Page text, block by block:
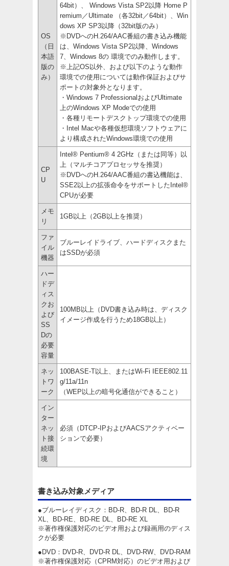
OS
（日
本語
版の
み）
64bit）、 Windows Vista SP2以降 Home P
remium／Ultimate （各32bit／64bit）、Win
dows XP SP3以降（32bit版のみ）
※DVDへのH.264/AAC番組の書き込み機能
は、Windows Vista SP2以降、Windows
7、Windows 8の 環境でのみ動作します。
※上記OS以外、および以下のような動作
環境での使用については動作保証およびサ
ポートの対象外となります。
・Windows 7 ProfessionalおよびUltimate
上のWindows XP Modeでの使用
・各種リモートデスクトップ環境での使用
・Intel Macや各種仮想環境ソフトウェアに
より構成されたWindows環境での使用
CP
U
Intel® Pentium® 4 2GHz（または同等）以
上（マルチコアプロセッサを推奨）
※DVDへのH.264/AAC番組の書込機能は、
SSE2以上の拡張命令をサポートしたIntel®
CPUが必要
メモ
リ
1GB以上（2GB以上を推奨）
ファ
イル
機器
ブルーレイドライブ、ハードディスクまた
はSSDが必須
ハー
ドデ
ィス
クお
よび
SS
Dの
必要
容量
100MB以上（DVD書き込み時は、ディスク
イメージ作成を行うため18GB以上）
ネッ
トワ
ーク
100BASE-T以上、またはWi-Fi IEEE802.11
g/11a/11n
（WEP以上の暗号化通信ができること）
イン
ター
ネッ
ト接
続環
境
必須（DTCP-IPおよびAACSアクティベー
ションで必要）
書き込み対象メディア
●ブルーレイディスク：BD-R、BD-R DL、BD-R
XL、BD-RE、BD-RE DL、BD-RE XL
※著作権保護対応のビデオ用および録画用のディス
クが必要
●DVD：DVD-R、DVD-R DL、DVD-RW、DVD-RAM
※著作権保護対応（CPRM対応）のビデオ用および